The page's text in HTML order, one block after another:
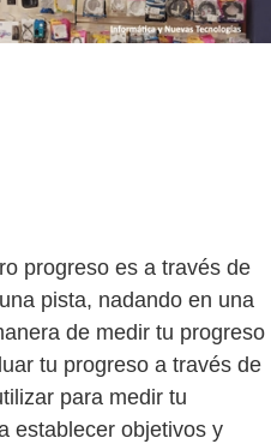
progreso es a través de
pista, nadando en una
de medir tu progreso
tu progreso a través de
para medir tu
establecer objetivos y